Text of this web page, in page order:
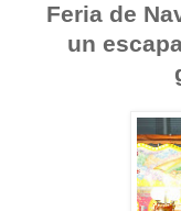
Feria de
un